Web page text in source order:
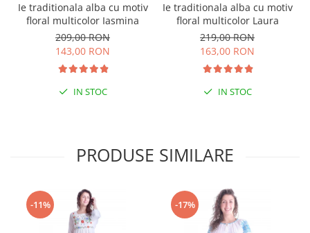
Ie traditionala alba cu motiv
floral multicolor Iasmina
209,00 RON
143,00 RON
IN STOC
Ie traditionala alba cu motiv
floral multicolor Laura
219,00 RON
163,00 RON
IN STOC
PRODUSE SIMILARE
-11% -17%